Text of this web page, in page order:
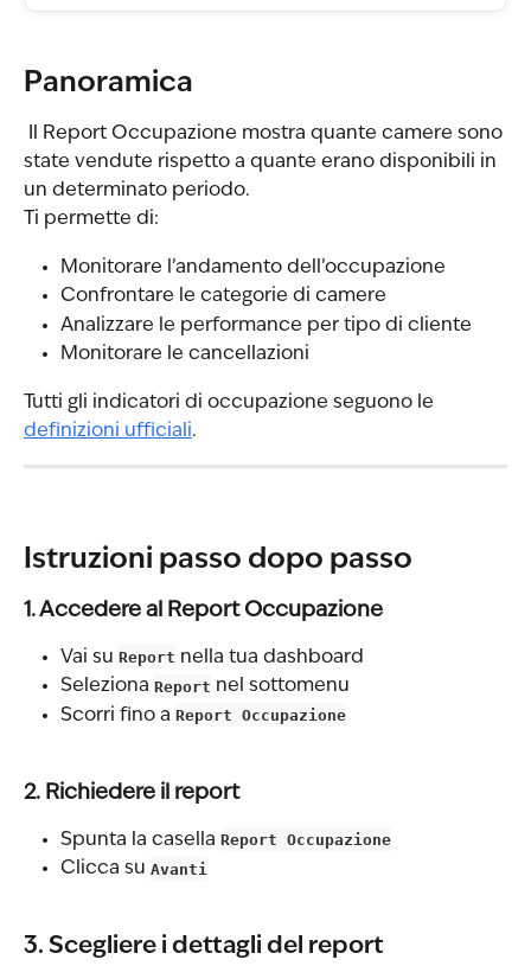
Panoramica
state vendute rispetto a quante erano disponibili in
un determinato periodo.
Ti permette di:
Monitorare l’andamento dell’occupazione
Confrontare le categorie di camere
Analizzare le performance per tipo di cliente
Monitorare le cancellazioni
Tutti gli indicatori di occupazione seguono le
definizioni ufficiali.
Istruzioni passo dopo passo
1. Accedere al Report Occupazione
Vai su Report nella tua dashboard
Seleziona Report nel sottomenu
Scorri fino a Report Occupazione
2. Richiedere il report
Spunta la casella Report Occupazione
Clicca su Avanti
3. Scegliere i dettagli del report